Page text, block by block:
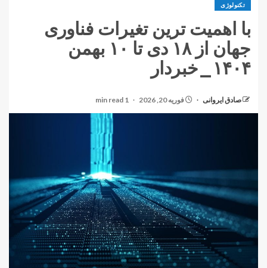
تکنولوژی
با اهمیت ترین تغیرات فناوری
جهان از ۱۸ دی تا ۱۰ بهمن
۱۴۰۴_خبردار
صادق ایروانی فوریه 20, 2026 1 min read